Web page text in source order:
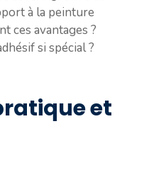
à la peinture
ces avantages ?
si spécial ?
et